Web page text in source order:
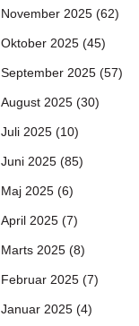
November 2025 (62)
Oktober 2025 (45)
September 2025 (57)
August 2025 (30)
Juli 2025 (10)
Juni 2025 (85)
Maj 2025 (6)
April 2025 (7)
Marts 2025 (8)
Februar 2025 (7)
Januar 2025 (4)